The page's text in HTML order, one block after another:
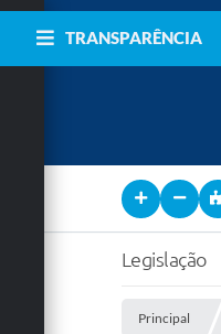
CIDADÃO
TRANSPARÊNCIA
Legislação
Principal